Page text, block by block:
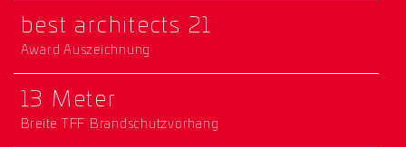
best architects 21
Award Auszeichnung
13 Meter
Breite TFF Brandschutzvorhang